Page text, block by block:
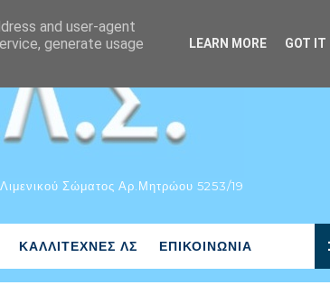
Σώματος Αρ.Μητρώου 5253/19
ΚΑΛΛΙΤΕΧΝΕΣ ΛΣ ΕΠΙΚΟΙΝΩΝΙΑ
and user-agent
generate usage
LEARN MORE GOT IT